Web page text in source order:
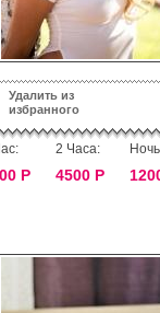
Удалить из
избранного
Р
2 Часа:
4500 Р